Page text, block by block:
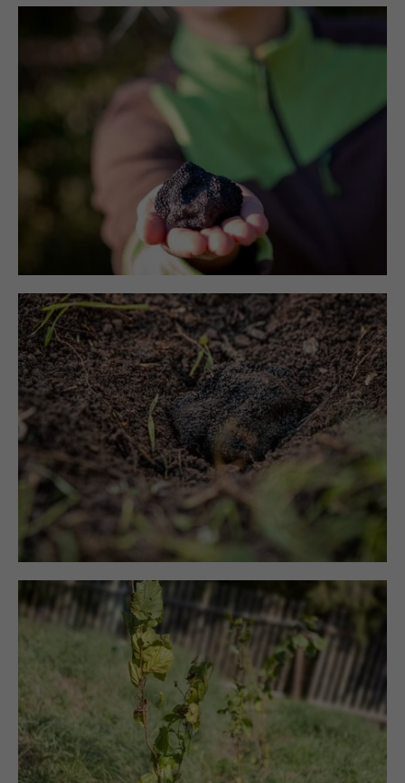
Die Arbeit basiert auf drei Grundsätzen:
Naturverbundenheit, Geduld und kompromisslose
Qualität. Statt Monokulturen werden stabile
Ökosysteme gefördert, denn Trüffelanbau ist ein
langfristiges Kulturgut. Jede Knolle steht für
Erfahrung, Sorgfalt und Verantwortung.
Neben frischen Trüffeln bietet das Deutsche
Trüffelgut auch ausgewählte Produkte wie
Trüffelbutter, Trüffelsalz oder Trüffelbäume sowie
Trüffelhundkurse, Trüffelanbauberatung und
kulinarische Trüffelabende an – ein echtes Stück
regionaler Genusskultur.